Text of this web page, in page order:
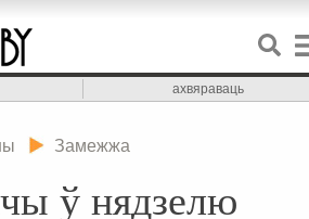
ахвяраваць
Замежжа
ў нядзелю